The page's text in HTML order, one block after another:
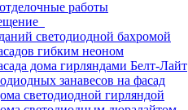
работы
светодиодной бахромой
гибким неоном
дома гирляндами Белт-Лайт
занавесов на фасад
светодиодной гирляндой